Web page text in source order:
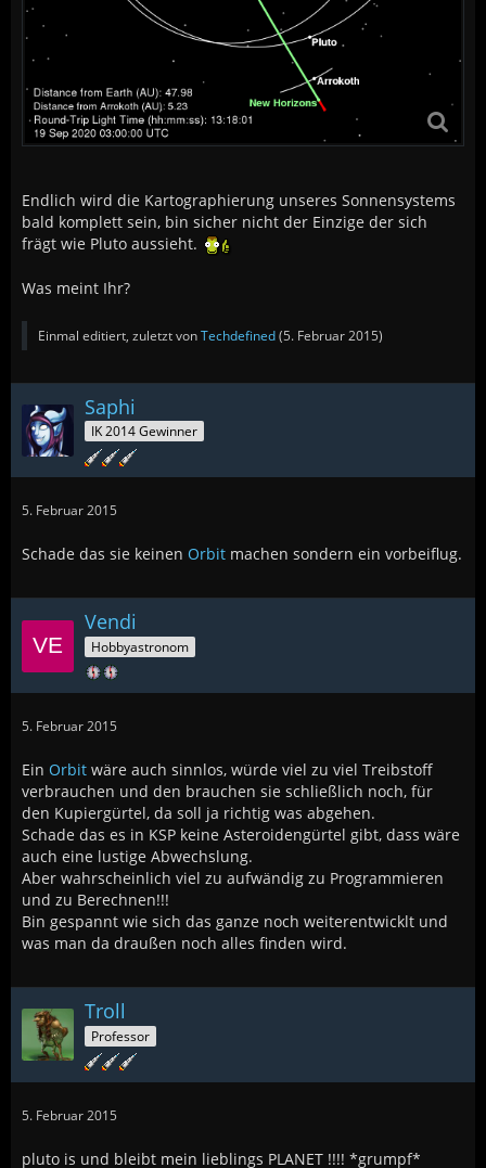
Endlich wird die Kartographierung unseres Sonnensystems
bald komplett sein, bin sicher nicht der Einzige der sich
frägt wie Pluto aussieht.
Was meint Ihr?
Einmal editiert, zuletzt vonTechdefined(5. Februar 2015)
Saphi
IK 2014 Gewinner
5. Februar 2015
Schade das sie keinen Orbit machen sondern ein vorbeiflug.
Vendi
Hobbyastronom
5. Februar 2015
Ein Orbit wäre auch sinnlos, würde viel zu viel Treibstoff
verbrauchen und den brauchen sie schließlich noch, für
den Kupiergürtel, da soll ja richtig was abgehen.
Schade das es in KSP keine Asteroidengürtel gibt, dass wäre
auch eine lustige Abwechslung.
Aber wahrscheinlich viel zu aufwändig zu Programmieren
und zu Berechnen!!!
Bin gespannt wie sich das ganze noch weiterentwicklt und
was man da draußen noch alles finden wird.
Troll
Professor
5. Februar 2015
pluto is und bleibt mein lieblings PLANET !!!! *grumpf*